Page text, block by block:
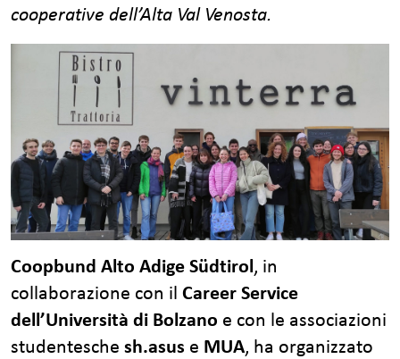
cooperative dell’Alta Val Venosta.
Coopbund Alto Adige Südtirol, in
collaborazione con il Career Service
dell’Università di Bolzano e con le associazioni
studentesche sh.asus e MUA, ha organizzato